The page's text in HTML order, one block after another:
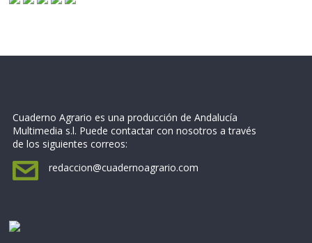
Cuaderno Agrario es una producción de Andalucía
Multimedia s.l. Puede contactar con nosotros a través
de los siguientes correos:
redaccion@cuadernoagrario.com